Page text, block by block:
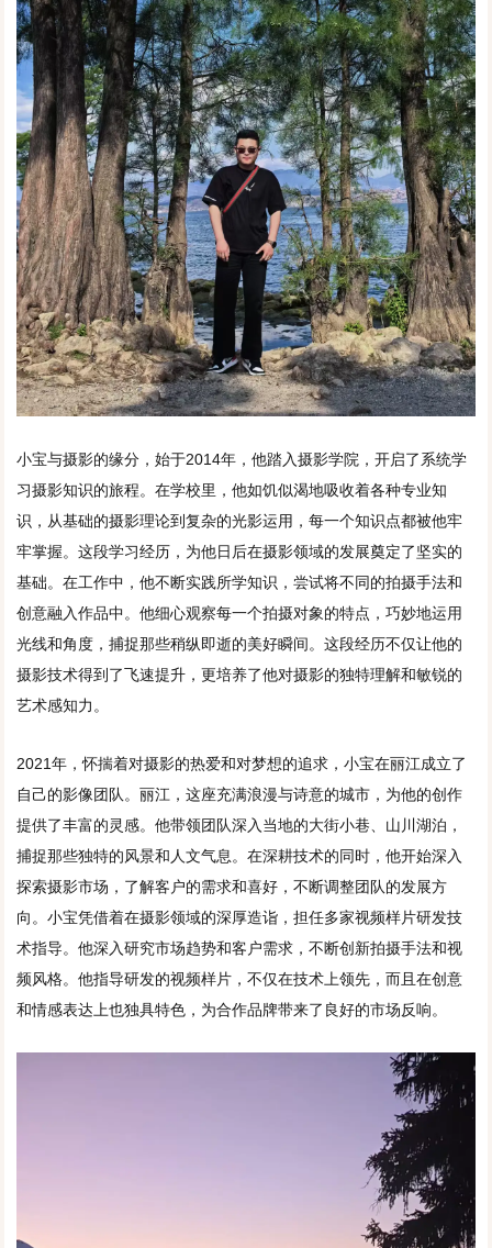
小宝与摄影的缘分，始于2014年，他踏入摄影学院，开启了系统学
习摄影知识的旅程。在学校里，他如饥似渴地吸收着各种专业知
识，从基础的摄影理论到复杂的光影运用，每一个知识点都被他牢
牢掌握。这段学习经历，为他日后在摄影领域的发展奠定了坚实的
基础。在工作中，他不断实践所学知识，尝试将不同的拍摄手法和
创意融入作品中。他细心观察每一个拍摄对象的特点，巧妙地运用
光线和角度，捕捉那些稍纵即逝的美好瞬间。这段经历不仅让他的
摄影技术得到了飞速提升，更培养了他对摄影的独特理解和敏锐的
艺术感知力。
2021年，怀揣着对摄影的热爱和对梦想的追求，小宝在丽江成立了
自己的影像团队。丽江，这座充满浪漫与诗意的城市，为他的创作
提供了丰富的灵感。他带领团队深入当地的大街小巷、山川湖泊，
捕捉那些独特的风景和人文气息。在深耕技术的同时，他开始深入
探索摄影市场，了解客户的需求和喜好，不断调整团队的发展方
向。小宝凭借着在摄影领域的深厚造诣，担任多家视频样片研发技
术指导。他深入研究市场趋势和客户需求，不断创新拍摄手法和视
频风格。他指导研发的视频样片，不仅在技术上领先，而且在创意
和情感表达上也独具特色，为合作品牌带来了良好的市场反响。